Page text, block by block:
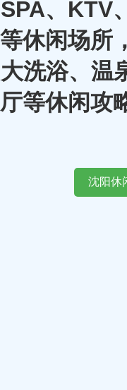
SPA、KTV
等休闲场所
大洗浴、温
厅等休闲攻
沈阳休